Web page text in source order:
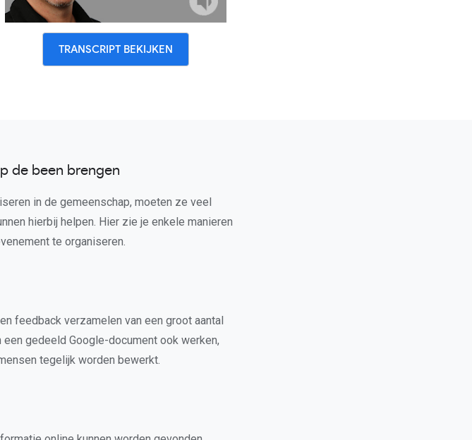
TRANSCRIPT BEKIJKEN
de been brengen
in de gemeenschap, moeten ze veel
hierbij helpen. Hier zie je enkele manieren
te organiseren.
feedback verzamelen van een groot aantal
gedeeld Google-document ook werken,
tegelijk worden bewerkt.